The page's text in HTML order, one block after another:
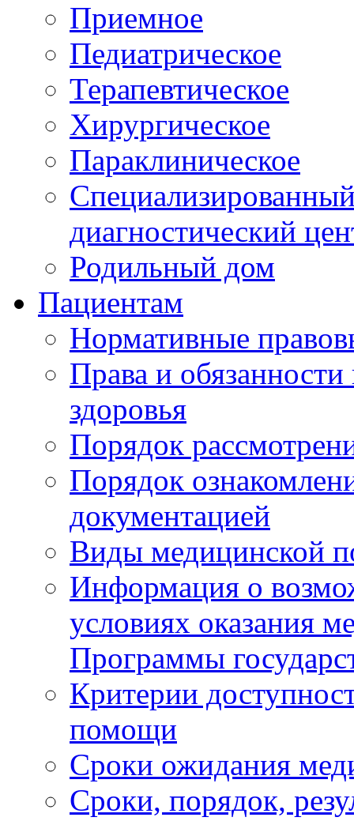
Приемное
Педиатрическое
Терапевтическое
Хирургическое
Параклиническое
диагностический
Родильный дом
Пациентам
Нормативные
Права и
здоровья
Порядок
Порядок
документацией
Виды медицинской
Информация о
условиях оказания
Программы
Критерии
помощи
Сроки ожидания
Сроки, порядок,